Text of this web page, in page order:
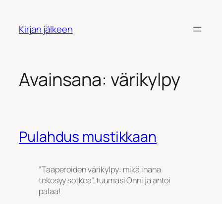
Kirjan jälkeen
Avainsana: värikylpy
Pulahdus mustikkaan
”Taaperoiden värikylpy: mikä ihana
tekosyy sotkea”, tuumasi Onni ja antoi
palaa!